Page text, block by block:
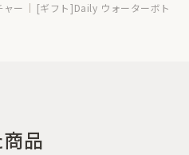
ャー
[ギフト]Daily ウォーターボト
品